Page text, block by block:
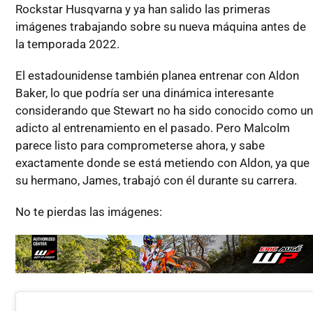
Rockstar Husqvarna y ya han salido las primeras
imágenes trabajando sobre su nueva máquina antes de
la temporada 2022.
El estadounidense también planea entrenar con Aldon
Baker, lo que podría ser una dinámica interesante
considerando que Stewart no ha sido conocido como un
adicto al entrenamiento en el pasado. Pero Malcolm
parece listo para comprometerse ahora, y sabe
exactamente donde se está metiendo con Aldon, ya que
su hermano, James, trabajó con él durante su carrera.
No te pierdas las imágenes: